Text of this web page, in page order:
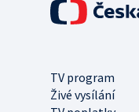
TV program
Živé vysílání